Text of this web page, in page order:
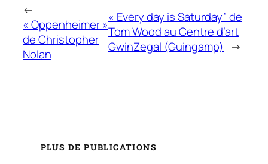
←
« Oppenheimer »
de Christopher
Nolan
« Every day is Saturday” de
Tom Wood au Centre d’art
GwinZegal (Guingamp) →
PLUS DE PUBLICATIONS